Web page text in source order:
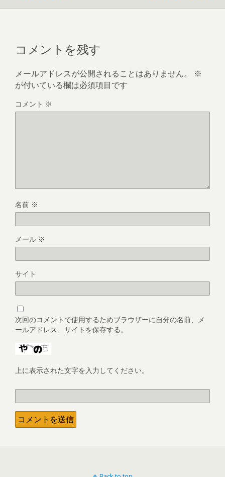
コメントを残す
メールアドレスが公開されることはありません。
※
が付いている欄は必須項目です
コメント ※
名前 ※
メール ※
サイト
次回のコメントで使用するためブラウザーに自分の名前、メ
ールアドレス、サイトを保存する。
上に表示された文字を入力してください。